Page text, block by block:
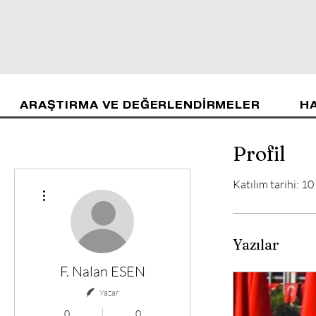
Profil
Katılım tarihi:
Yazılar
F. Nalan ESEN
Yazar
0 0
ARAŞTIRMA VE DEĞERLENDİRMELER